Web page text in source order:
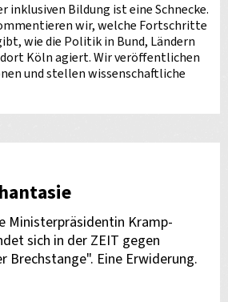
inklusiven Bildung ist eine Schnecke.
wir, welche Fortschritte
wie die Politik in Bund, Ländern
Köln agiert. Wir veröffentlichen
und stellen wissenschaftliche
Ministerpräsidentin Kramp-
sich in der ZEIT gegen
Brechstange". Eine Erwiderung.